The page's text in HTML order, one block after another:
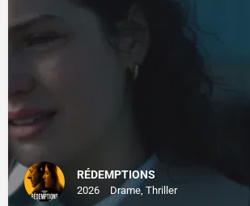
RÉDEMPTIONS
2026 Drame, Thriller